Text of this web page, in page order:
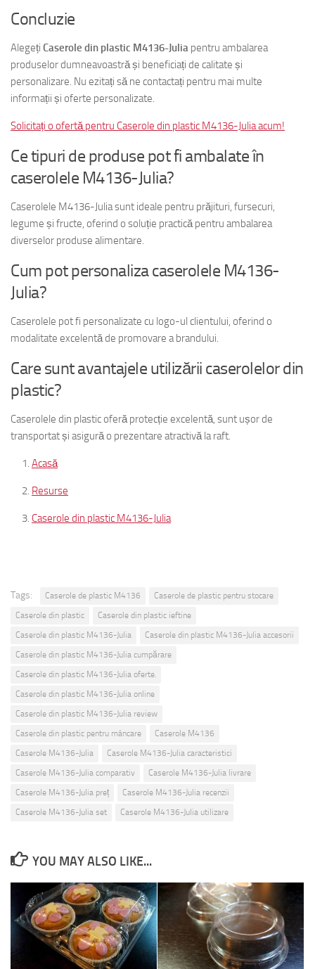
Concluzie
Alegeți Caserole din plastic M4136-Julia pentru ambalarea
produselor dumneavoastră și beneficiați de calitate și
personalizare. Nu ezitați să ne contactați pentru mai multe
informații și oferte personalizate.
Solicitați o ofertă pentru Caserole din plastic M4136-Julia acum!
Ce tipuri de produse pot fi ambalate în
caserolele M4136-Julia?
Caserolele M4136-Julia sunt ideale pentru prăjituri, fursecuri,
legume și fructe, oferind o soluție practică pentru ambalarea
diverselor produse alimentare.
Cum pot personaliza caserolele M4136-
Julia?
Caserolele pot fi personalizate cu logo-ul clientului, oferind o
modalitate excelentă de promovare a brandului.
Care sunt avantajele utilizării caserolelor din
plastic?
Caserolele din plastic oferă protecție excelentă, sunt ușor de
transportat și asigură o prezentare atractivă la raft.
Acasă
Resurse
Caserole din plastic M4136-Julia
Tags: Caserole de plastic M4136
Caserole de plastic pentru stocare
Caserole din plastic
Caserole din plastic ieftine
Caserole din plastic M4136-Julia
Caserole din plastic M4136-Julia accesorii
Caserole din plastic M4136-Julia cumpărare
Caserole din plastic M4136-Julia oferte.
Caserole din plastic M4136-Julia online
Caserole din plastic M4136-Julia review
Caserole din plastic pentru mâncare
Caserole M4136
Caserole M4136-Julia
Caserole M4136-Julia caracteristici
Caserole M4136-Julia comparativ
Caserole M4136-Julia livrare
Caserole M4136-Julia preț
Caserole M4136-Julia recenzii
Caserole M4136-Julia set
Caserole M4136-Julia utilizare
YOU MAY ALSO LIKE...